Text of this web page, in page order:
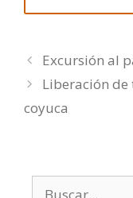
Excursión al
Liberación
coyuca